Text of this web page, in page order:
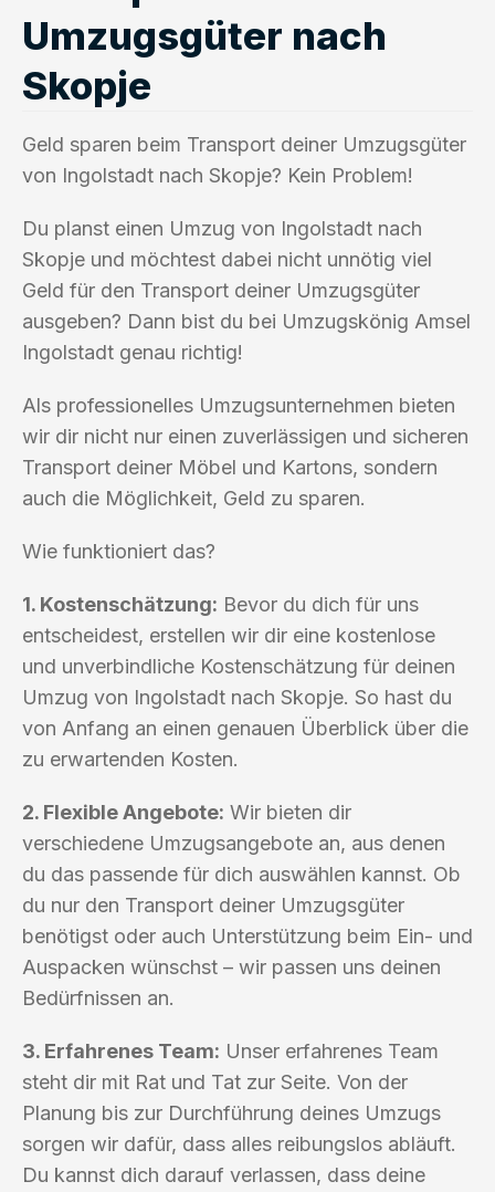
Umzugsgüter nach
Skopje
Geld sparen beim Transport deiner Umzugsgüter
von Ingolstadt nach Skopje? Kein Problem!
Du planst einen Umzug von Ingolstadt nach
Skopje und möchtest dabei nicht unnötig viel
Geld für den Transport deiner Umzugsgüter
ausgeben? Dann bist du bei Umzugskönig Amsel
Ingolstadt genau richtig!
Als professionelles Umzugsunternehmen bieten
wir dir nicht nur einen zuverlässigen und sicheren
Transport deiner Möbel und Kartons, sondern
auch die Möglichkeit, Geld zu sparen.
Wie funktioniert das?
1. Kostenschätzung: Bevor du dich für uns
entscheidest, erstellen wir dir eine kostenlose
und unverbindliche Kostenschätzung für deinen
Umzug von Ingolstadt nach Skopje. So hast du
von Anfang an einen genauen Überblick über die
zu erwartenden Kosten.
2. Flexible Angebote: Wir bieten dir
verschiedene Umzugsangebote an, aus denen
du das passende für dich auswählen kannst. Ob
du nur den Transport deiner Umzugsgüter
benötigst oder auch Unterstützung beim Ein- und
Auspacken wünschst – wir passen uns deinen
Bedürfnissen an.
3. Erfahrenes Team: Unser erfahrenes Team
steht dir mit Rat und Tat zur Seite. Von der
Planung bis zur Durchführung deines Umzugs
sorgen wir dafür, dass alles reibungslos abläuft.
Du kannst dich darauf verlassen, dass deine